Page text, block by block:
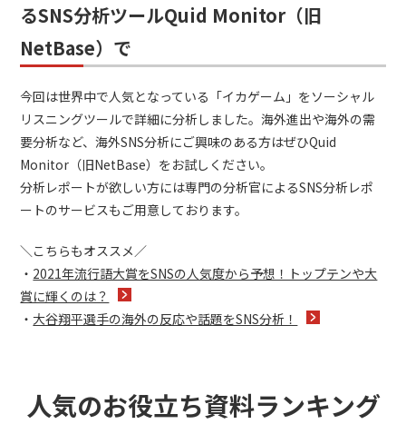
るSNS分析ツールQuid Monitor（旧
NetBase）で
今回は世界中で人気となっている「イカゲーム」をソーシャル
リスニングツールで詳細に分析しました。海外進出や海外の需
要分析など、海外SNS分析にご興味のある方はぜひQuid
Monitor（旧NetBase）をお試しください。
分析レポートが欲しい方には専門の分析官によるSNS分析レポ
ートのサービスもご用意しております。
＼こちらもオススメ／
・ 2021年流行語大賞をSNSの人気度から予想！トップテンや大
賞に輝くのは？
・大谷翔平選手の海外の反応や話題をSNS分析！
人気のお役立ち資料ランキング